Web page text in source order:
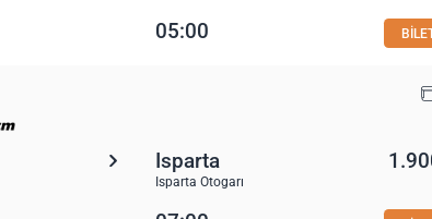
05:00
Isparta
Isparta Otogarı